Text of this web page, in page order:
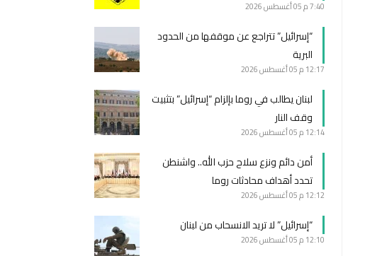
7:40 م 05 أغسطس 2026
“إسرائيل” تتراجع عن موقفها من الحدود
البرية
12:17 م 05 أغسطس 2026
لبنان يطالب في روما بإلزام “إسرائيل” بتثبيت
وقف النار
12:14 م 05 أغسطس 2026
أمن دائم ونزع سلاح حزب الله.. واشنطن
تحدد أهداف محادثات روما
12:12 م 05 أغسطس 2026
“إسرائيل” لا تريد الانسحاب من لبنان
12:10 م 05 أغسطس 2026